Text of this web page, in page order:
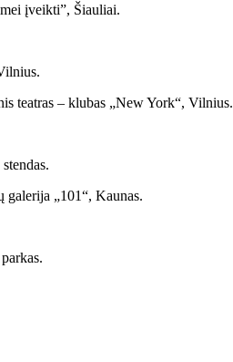
įveikti”, Šiauliai.
teatras – klubas „New York“, Vilnius.
„101“, Kaunas.